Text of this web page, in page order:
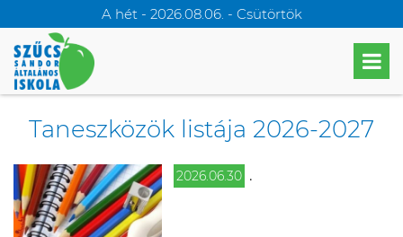
A hét - 2026.08.06. - Csütörtök
Taneszközök listája 2026-2027
2026.06.30 .